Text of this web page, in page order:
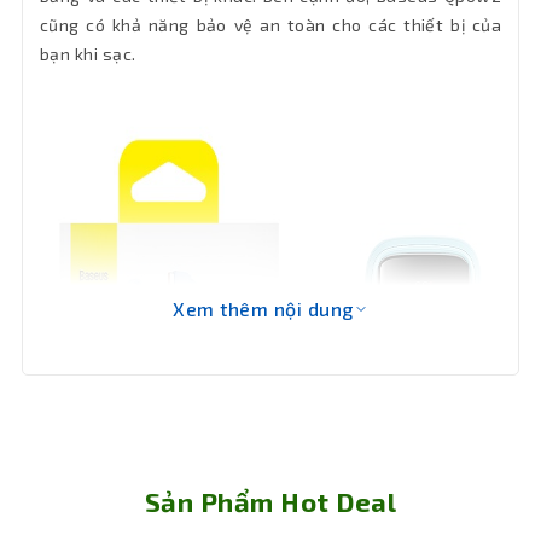
cũng có khả năng bảo vệ an toàn cho các thiết bị của
bạn khi sạc.
Xem thêm nội dung
Sản Phẩm Hot Deal